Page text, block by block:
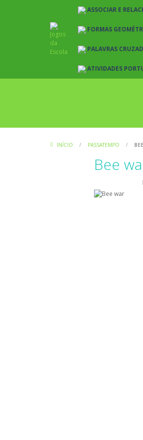
ASSOCIAR E
FORMAS
PALAVRAS
ATIVIDADES
INÍCIO / PASSATEMPO /
Bee